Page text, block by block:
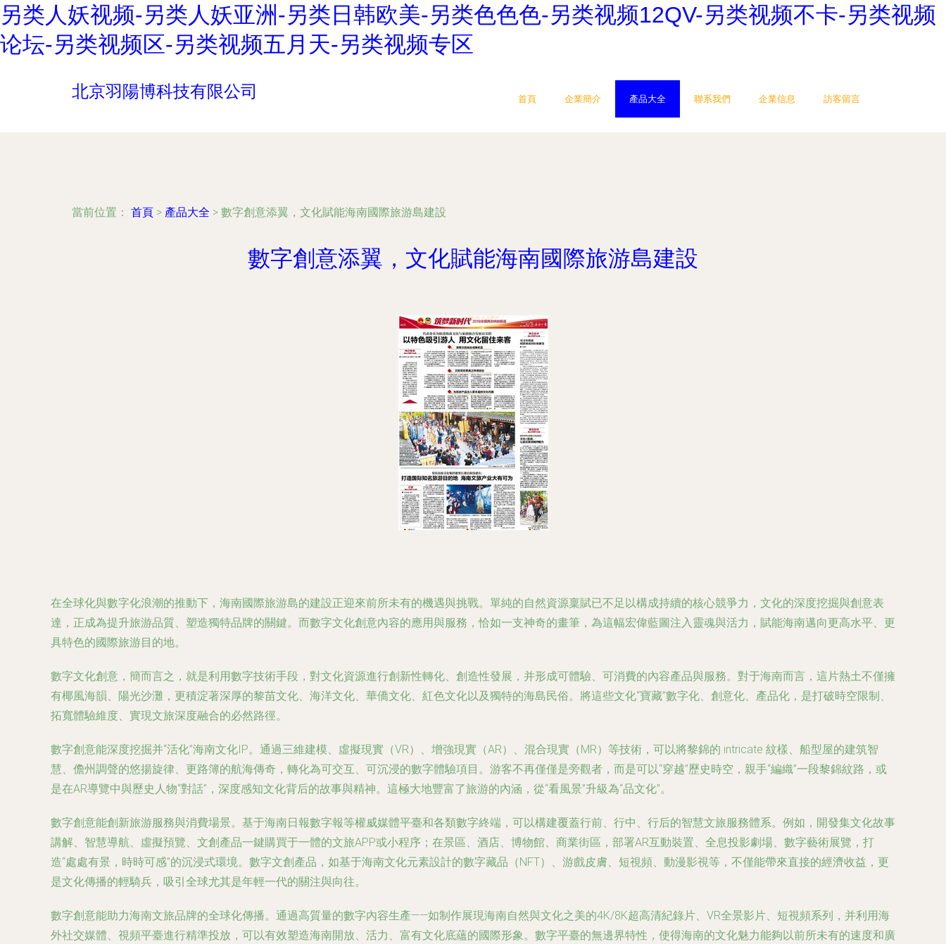
另类人妖视频-另类人妖亚洲-另类日韩欧美-另类色色色-另类视频12QV-另类视频不卡-另类视频
论坛-另类视频区-另类视频五月天-另类视频专区
北京羽陽博科技有限公司 首頁 企業簡介 產品大全 聯系我們 企業信息 訪客留言
當前位置： 首頁 > 產品大全 > 數字創意添翼，文化賦能海南國際旅游島建設
數字創意添翼，文化賦能海南國際旅游島建設
在全球化與數字化浪潮的推動下，海南國際旅游島的建設正迎來前所未有的機遇與挑戰。單純的自然資源稟賦已不足以構成持續的核心競爭力，文化的深度挖掘與創意表
達，正成為提升旅游品質、塑造獨特品牌的關鍵。而數字文化創意內容的應用與服務，恰如一支神奇的畫筆，為這幅宏偉藍圖注入靈魂與活力，賦能海南邁向更高水平、更
具特色的國際旅游目的地。
數字文化創意，簡而言之，就是利用數字技術手段，對文化資源進行創新性轉化、創造性發展，并形成可體驗、可消費的內容產品與服務。對于海南而言，這片熱土不僅擁
有椰風海韻、陽光沙灘，更積淀著深厚的黎苗文化、海洋文化、華僑文化、紅色文化以及獨特的海島民俗。將這些文化“寶藏”數字化、創意化、產品化，是打破時空限制、
拓寬體驗維度、實現文旅深度融合的必然路徑。
數字創意能深度挖掘并“活化”海南文化IP。通過三維建模、虛擬現實（VR）、增強現實（AR）、混合現實（MR）等技術，可以將黎錦的 intricate 紋樣、船型屋的建筑智
慧、儋州調聲的悠揚旋律、更路簿的航海傳奇，轉化為可交互、可沉浸的數字體驗項目。游客不再僅僅是旁觀者，而是可以“穿越”歷史時空，親手“編織”一段黎錦紋路，或
是在AR導覽中與歷史人物“對話”，深度感知文化背后的故事與精神。這極大地豐富了旅游的內涵，從“看風景”升級為“品文化”。
數字創意能創新旅游服務與消費場景。基于海南日報數字報等權威媒體平臺和各類數字終端，可以構建覆蓋行前、行中、行后的智慧文旅服務體系。例如，開發集文化故事
講解、智慧導航、虛擬預覽、文創產品一鍵購買于一體的文旅APP或小程序；在景區、酒店、博物館、商業街區，部署AR互動裝置、全息投影劇場、數字藝術展覽，打
造“處處有景，時時可感”的沉浸式環境。數字文創產品，如基于海南文化元素設計的數字藏品（NFT）、游戲皮膚、短視頻、動漫影視等，不僅能帶來直接的經濟收益，更
是文化傳播的輕騎兵，吸引全球尤其是年輕一代的關注與向往。
數字創意能助力海南文旅品牌的全球化傳播。通過高質量的數字內容生產——如制作展現海南自然與文化之美的4K/8K超高清紀錄片、VR全景影片、短視頻系列，并利用海
外社交媒體、視頻平臺進行精準投放，可以有效塑造海南開放、活力、富有文化底蘊的國際形象。數字平臺的無邊界特性，使得海南的文化魅力能夠以前所未有的速度和廣